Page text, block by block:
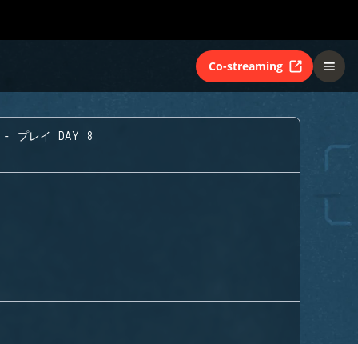
Co-streaming
- プレイ DAY 8